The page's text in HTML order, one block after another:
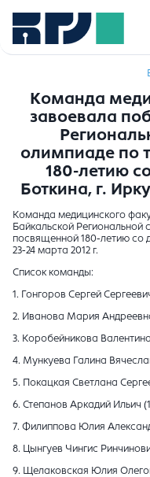
Команда
завоевала
олимпиаде по
180-летию
Боткина, г.
Команда медицинского
Байкальской Региональной
посвященной 180-летию со
23-24 марта 2012 г.
Список команды:
1. Гонгоров Сергей
2. Иванова Мария
3. Коробейникова
4. Мункуева Галина
5. Покацкая Светлана
6. Степанов Аркадий Ильич
7. Филиппова Юлия
8. Цынгуев Чингис
9. Щелаковская Юлия